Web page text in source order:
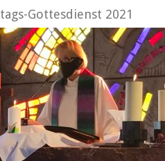
Gottesdienst 2021